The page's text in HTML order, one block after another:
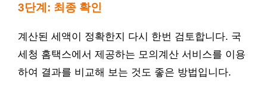
3단계: 최종 확인
계산된 세액이 정확한지 다시 한번 검토합니다. 국
세청 홈택스에서 제공하는 모의계산 서비스를 이용
하여 결과를 비교해 보는 것도 좋은 방법입니다.